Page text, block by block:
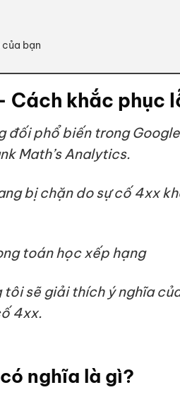
bạn
Cách khắc phục
phổ biến trong
Math’s Analytics.
bị chặn do sự cố 4xx
toán học xếp hạng
sẽ giải thích ý nghĩa
4xx.
nghĩa là gì?